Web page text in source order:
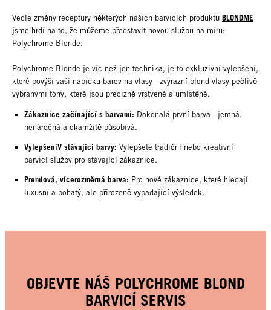
Vedle změny receptury některých našich barvicích produktů BLONDME
jsme hrdí na to, že můžeme představit novou službu na míru:
Polychrome Blonde.
Polychrome Blonde je víc než jen technika, je to exkluzivní vylepšení,
které povýší vaši nabídku barev na vlasy - zvýrazní blond vlasy pečlivě
vybranými tóny, které jsou precizně vrstvené a umístěné.
Zákaznice začínající s barvami: Dokonalá první barva - jemná,
nenáročná a okamžitě působivá.
VylepšeníV stávající barvy: Vylepšete tradiční nebo kreativní
barvicí služby pro stávající zákaznice.
Premiová, vícerozměrná barva: Pro nové zákaznice, které hledají
luxusní a bohatý, ale přirozeně vypadající výsledek.
OBJEVTE NÁŠ POLYCHROME BLOND
BARVICÍ SERVIS